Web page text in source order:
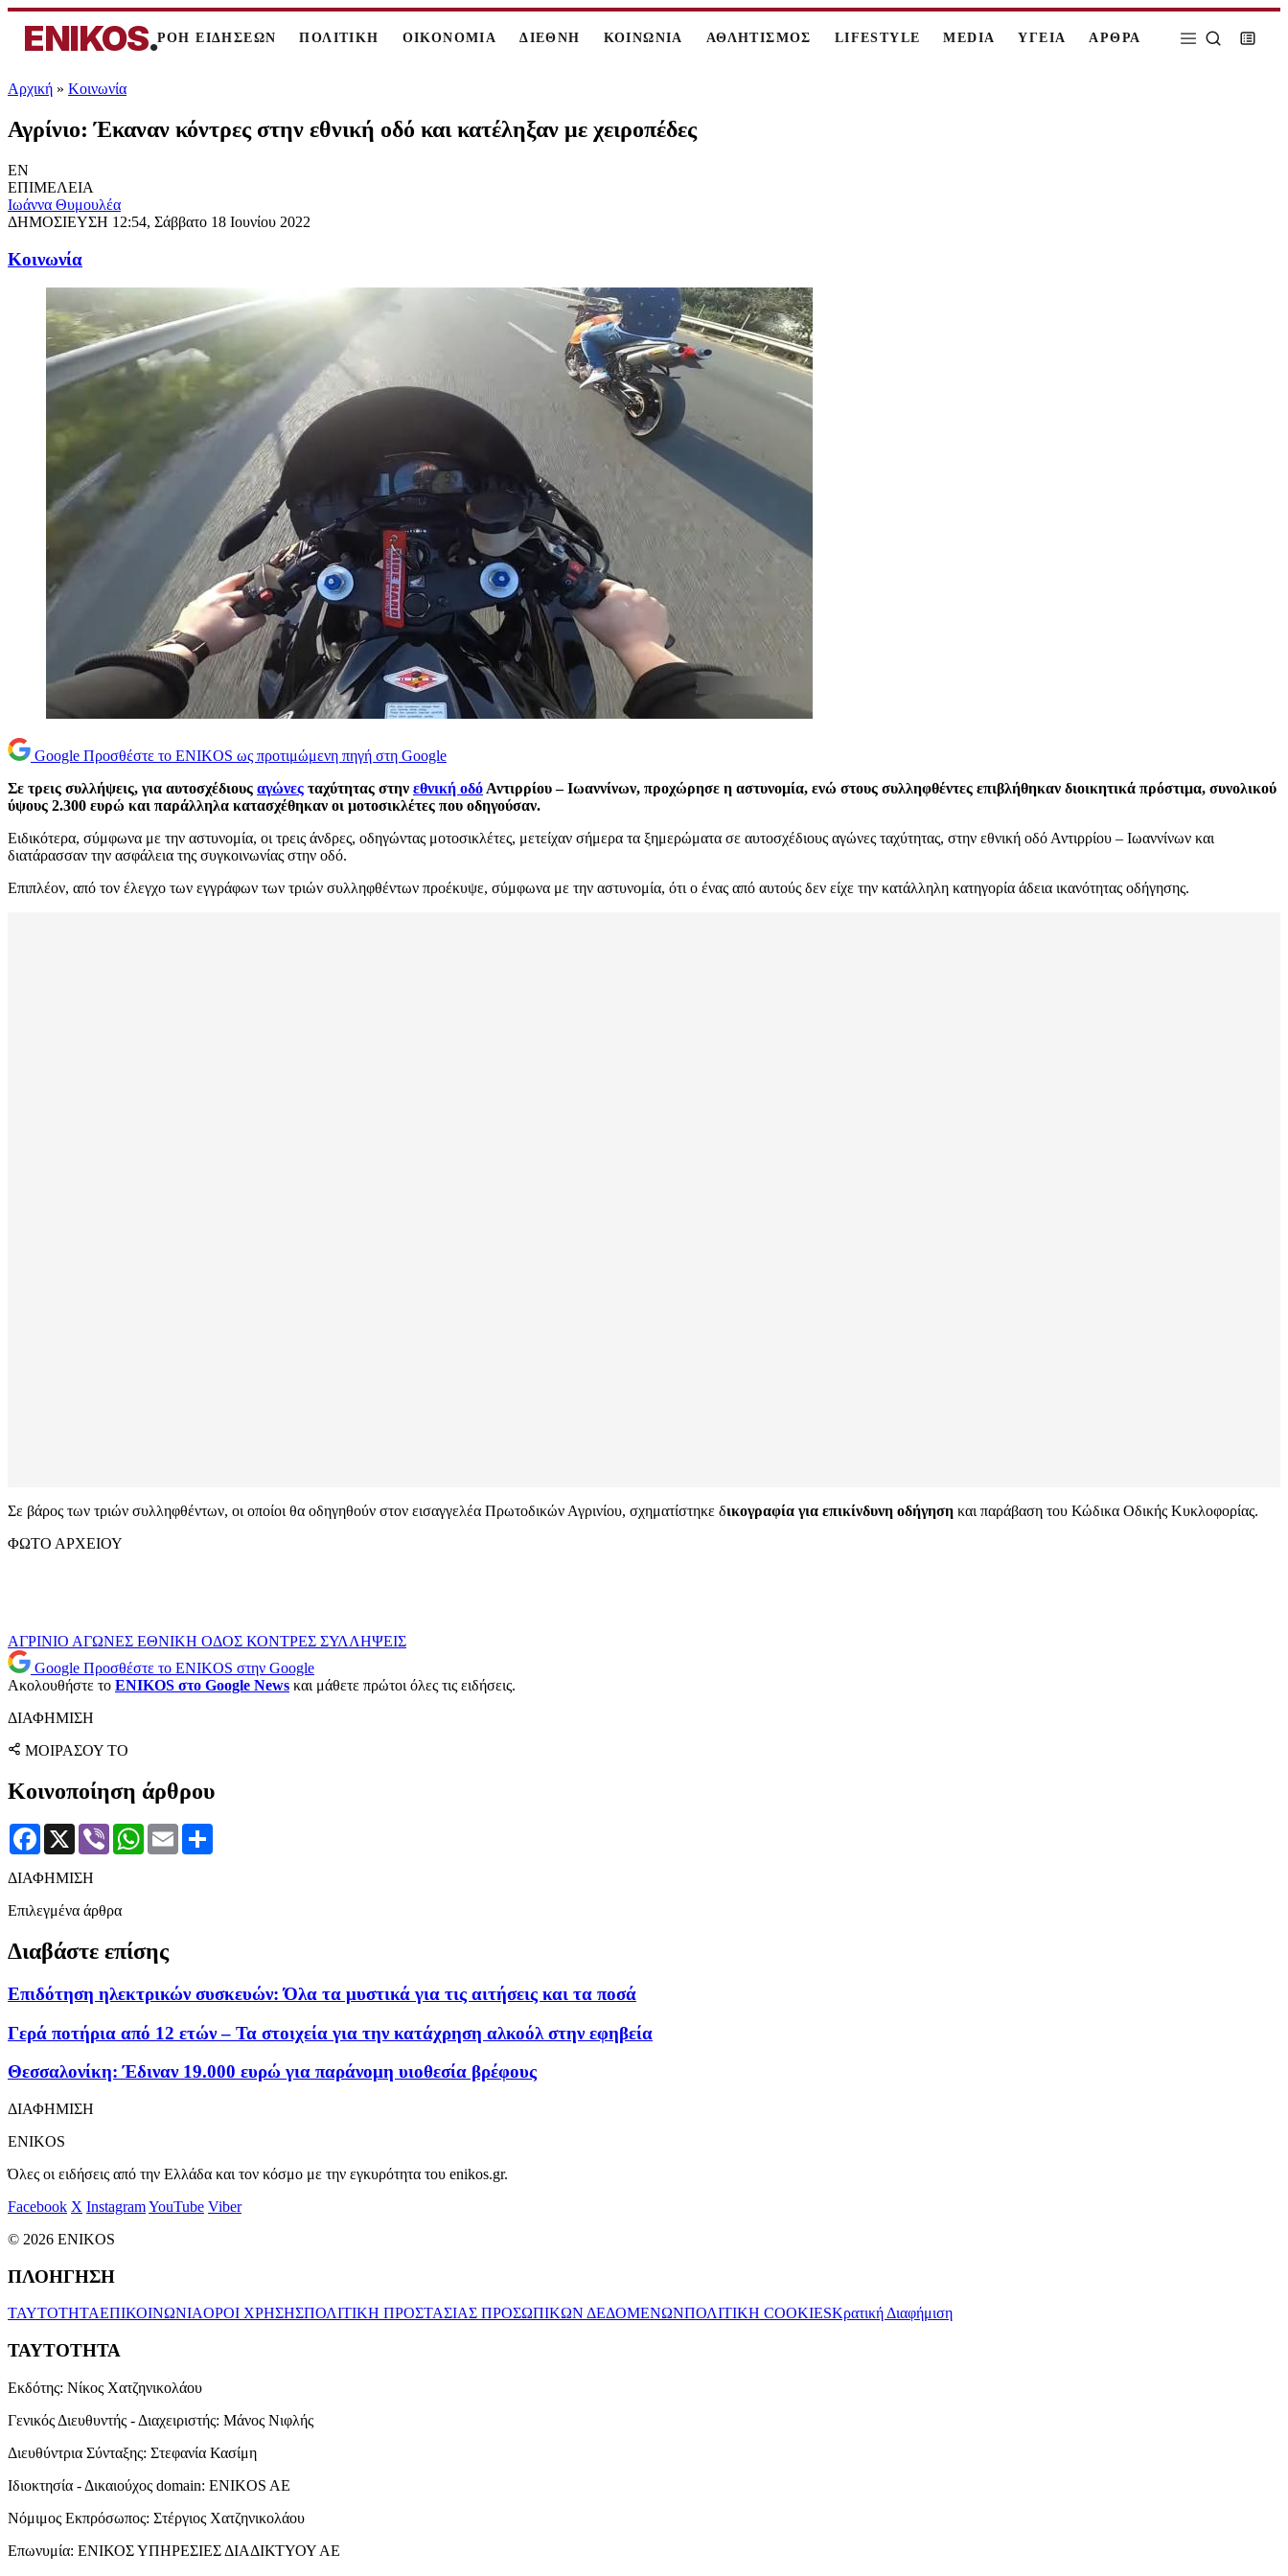
ENIKOS.ΡΟΗ ΕΙΔΗΣΕΩΝ ΠΟΛΙΤΙΚΗ ΟΙΚΟΝΟΜΙΑ ΔΙΕΘΝΗ ΚΟΙΝΩΝΙΑ ΑΘΛΗΤΙΣΜΟΣ LIFESTYLE MEDIA ΥΓΕΙΑ ΑΡΘΡΑ
Αρχική » Κοινωνία
Αγρίνιο: Έκαναν κόντρες στην εθνική οδό και κατέληξαν με χειροπέδες
EN
ΕΠΙΜΕΛΕΙΑ
Ιωάννα Θυμουλέα
ΔΗΜΟΣΙΕΥΣΗ 12:54, Σάββατο 18 Ιουνίου 2022
Κοινωνία
Google Προσθέστε το ENIKOS ως προτιμώμενη πηγή στη Google
Σε τρεις συλλήψεις, για αυτοσχέδιους αγώνες ταχύτητας στην εθνική οδό Αντιρρίου – Ιωαννίνων, προχώρησε η αστυνομία, ενώ στους συλληφθέντες επιβλήθηκαν διοικητικά πρόστιμα, συνολικού
ύψους 2.300 ευρώ και παράλληλα κατασχέθηκαν οι μοτοσικλέτες που οδηγούσαν.
Ειδικότερα, σύμφωνα με την αστυνομία, οι τρεις άνδρες, οδηγώντας μοτοσικλέτες, μετείχαν σήμερα τα ξημερώματα σε αυτοσχέδιους αγώνες ταχύτητας, στην εθνική οδό Αντιρρίου – Ιωαννίνων και
διατάρασσαν την ασφάλεια της συγκοινωνίας στην οδό.
Επιπλέον, από τον έλεγχο των εγγράφων των τριών συλληφθέντων προέκυψε, σύμφωνα με την αστυνομία, ότι ο ένας από αυτούς δεν είχε την κατάλληλη κατηγορία άδεια ικανότητας οδήγησης.
Σε βάρος των τριών συλληφθέντων, οι οποίοι θα οδηγηθούν στον εισαγγελέα Πρωτοδικών Αγρινίου, σχηματίστηκε δικογραφία για επικίνδυνη οδήγηση και παράβαση του Κώδικα Οδικής Κυκλοφορίας.
ΦΩΤΟ ΑΡΧΕΙΟΥ
ΑΓΡΙΝΙΟ ΑΓΩΝΕΣ ΕΘΝΙΚΗ ΟΔΟΣ ΚΟΝΤΡΕΣ ΣΥΛΛΗΨΕΙΣ
Google Προσθέστε το ENIKOS στην Google
Ακολουθήστε το ENIKOS στο Google News και μάθετε πρώτοι όλες τις ειδήσεις.
ΔΙΑΦΗΜΙΣΗ
ΜΟΙΡΑΣΟΥ ΤΟ
Κοινοποίηση άρθρου
Facebook
X Viber WhatsApp
Email
ΔΙΑΦΗΜΙΣΗ
Επιλεγμένα άρθρα
Διαβάστε επίσης
Επιδότηση ηλεκτρικών συσκευών: Όλα τα μυστικά για τις αιτήσεις και τα ποσά
Γερά ποτήρια από 12 ετών – Τα στοιχεία για την κατάχρηση αλκοόλ στην εφηβεία
Θεσσαλονίκη: Έδιναν 19.000 ευρώ για παράνομη υιοθεσία βρέφους
ΔΙΑΦΗΜΙΣΗ
ENIKOS
Όλες οι ειδήσεις από την Ελλάδα και τον κόσμο με την εγκυρότητα του enikos.gr.
Facebook X InstagramYouTube Viber
© 2026 ENIKOS
ΠΛΟΗΓΗΣΗ
ΤΑΥΤΟΤΗΤΑΕΠΙΚΟΙΝΩΝΙΑΟΡΟΙ ΧΡΗΣΗΣΠΟΛΙΤΙΚΗ ΠΡΟΣΤΑΣΙΑΣ ΠΡΟΣΩΠΙΚΩΝ ΔΕΔΟΜΕΝΩΝΠΟΛΙΤΙΚΗ COOKIESΚρατική Διαφήμιση
ΤΑΥΤΟΤΗΤΑ
Εκδότης: Νίκος Χατζηνικολάου
Γενικός Διευθυντής - Διαχειριστής: Μάνος Νιφλής
Διευθύντρια Σύνταξης: Στεφανία Κασίμη
Ιδιοκτησία - Δικαιούχος domain: ENIKOS AE
Νόμιμος Εκπρόσωπος: Στέργιος Χατζηνικολάου
Επωνυμία: ΕΝΙΚΟΣ ΥΠΗΡΕΣΙΕΣ ΔΙΑΔΙΚΤΥΟΥ ΑΕ